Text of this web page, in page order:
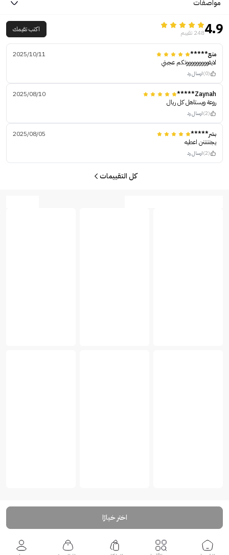
مواصفات
4.9248 تقييم اكتب تقيمك
متع*****
2025/10/11
لايفوووووووووتكم عجبني
(0) ارسال رد
Zaynah*****
2025/08/10
روعة ويستاهل كل ريال
(2) ارسال رد
بشر*****
2025/08/05
يجنننننن اعطيه
(2) ارسال رد
كل التقييمات
اختر خيارًا